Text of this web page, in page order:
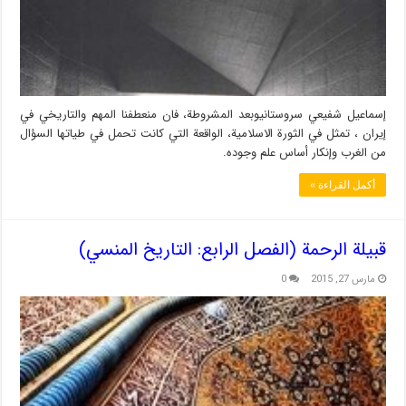
إسماعيل شفيعي سروستانيوبعد المشروطة، فان منعطفنا المهم والتاريخي في
إيران ، تمثل في الثورة الاسلامية، الواقعة التي كانت تحمل في طياتها السؤال
من الغرب وإنكار أساس علم وجوده.
أكمل القراءة »
قبيلة الرحمة (الفصل الرابع: التاريخ المنسي)
مارس 27, 2015 0